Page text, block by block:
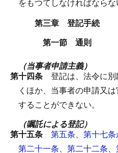
第三章 登記手続
第一節 通則
（当事者申請主義）
第十四条 登記は、法令に
くほか、当事者の申請又は
することができない。
（嘱託による登記）
第十五条 第五条、 第十七
第二十一条、 第二十二条、